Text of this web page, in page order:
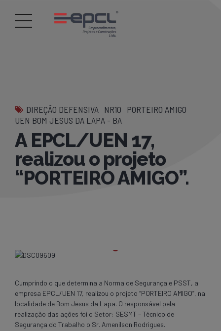
DIREÇÃO DEFENSIVA NR10
PORTEIRO AMIGO
UEN BOM JESUS DA LAPA - BA
A EPCL/UEN 17,
realizou o projeto
“PORTEIRO AMIGO”.
Cumprindo o que determina a Norma de Segurança e PSST, a
empresa EPCL/UEN 17, realizou o projeto “PORTEIRO AMIGO”, na
localidade de Bom Jesus da Lapa. O responsável pela
realização das ações foi o Setor: SESMT – Técnico de
Segurança do Trabalho o Sr. Amenilson Rodrigues.